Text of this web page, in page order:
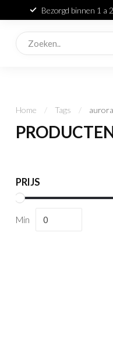
Bezorgd binnen 1 a
Home / Tags /
PRIJS
Min